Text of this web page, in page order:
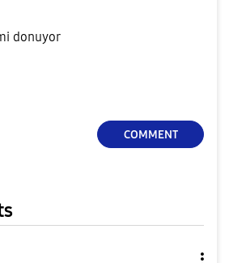
donuyor
COMMENT